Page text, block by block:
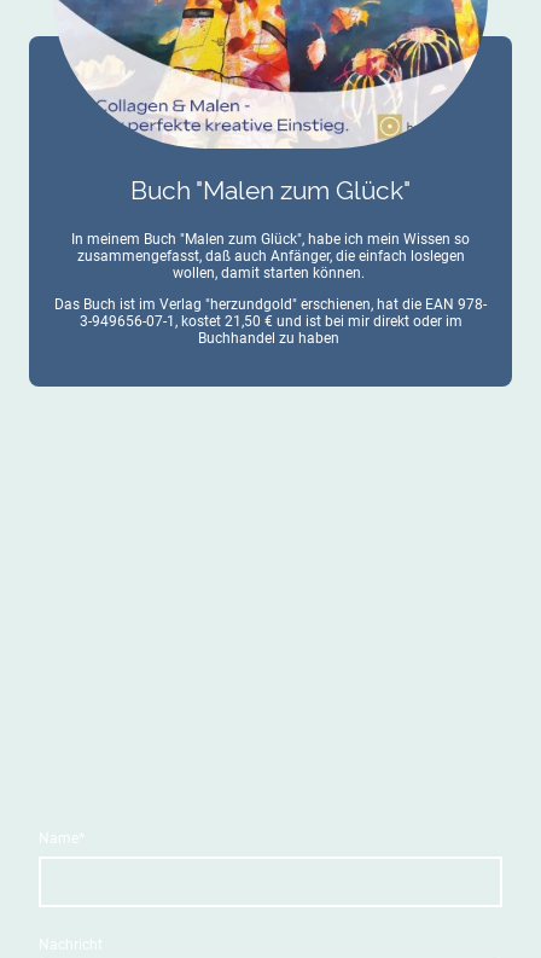
Buch "Malen zum Glück"
In meinem Buch "Malen zum Glück", habe ich mein Wissen so
zusammengefasst, daß auch Anfänger, die einfach loslegen
wollen, damit starten können.
Das Buch ist im Verlag "herzundgold" erschienen, hat die EAN 978-
3-949656-07-1, kostet 21,50 € und ist bei mir direkt oder im
Buchhandel zu haben
Name*
Nachricht